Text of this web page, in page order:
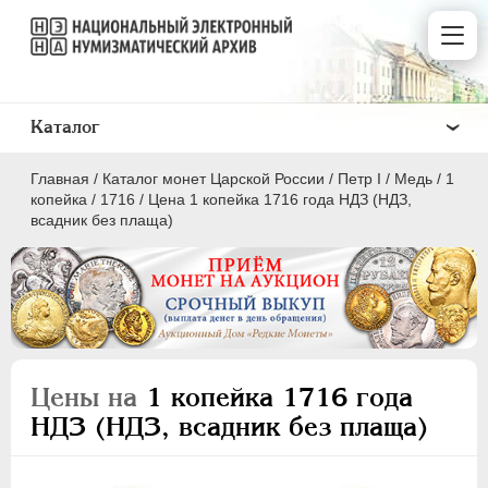
Главная / Каталог монет Царской России / Пeтр I / Медь / 1
копейка / 1716 / Цена 1 копейка 1716 года НДЗ (НДЗ,
всадник без плаща)
Цены на 1 копейка 1716 года
НДЗ (НДЗ, всадник без плаща)
Каталог
ПEТР I 1699 - 1725
Серебро
Медь